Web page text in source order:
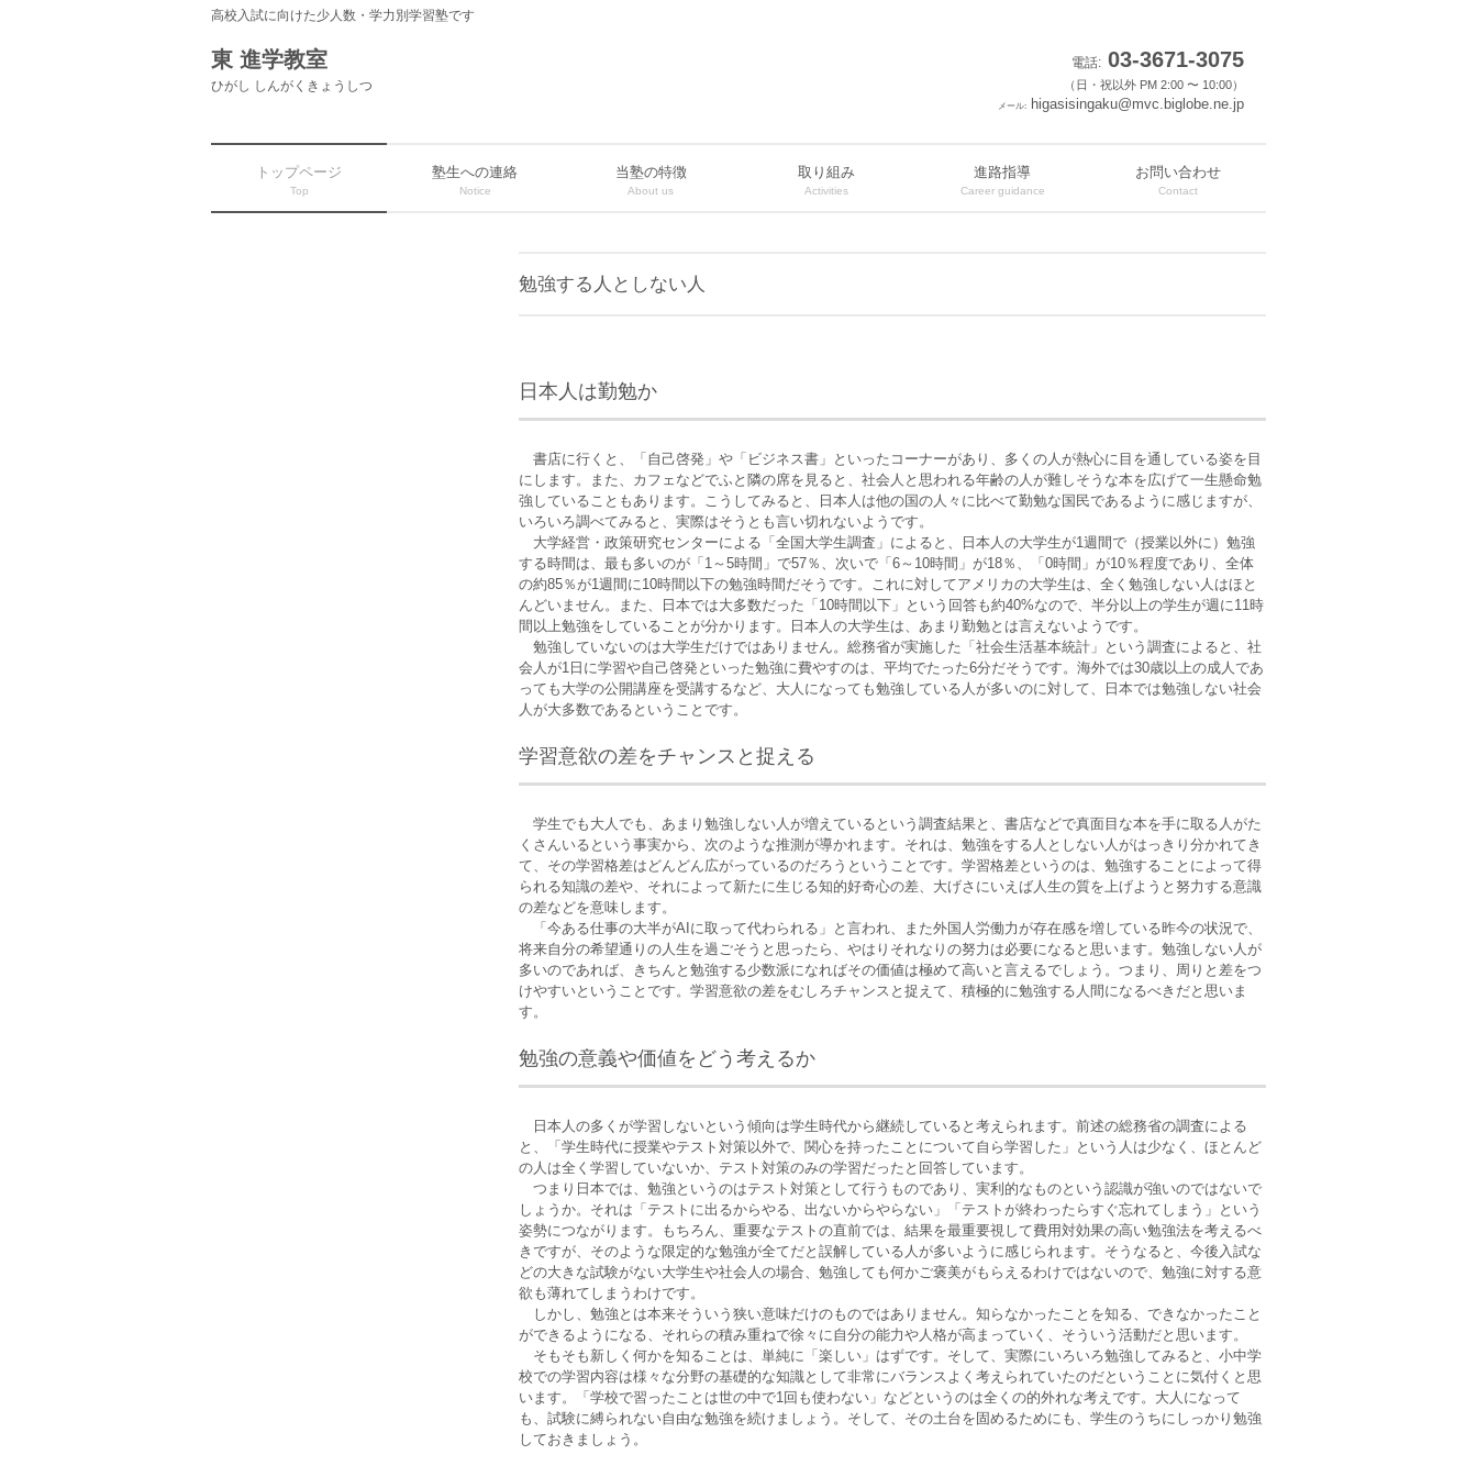
高校入試に向けた少人数・学力別学習塾です
東 進学教室
ひがし しんがくきょうしつ
電話: 03-3671-3075
（日・祝以外 PM 2:00 〜 10:00）
メール: higasisingaku@mvc.biglobe.ne.jp
トップページ
Top
塾生への連絡
Notice
当塾の特徴
About us
取り組み
Activities
進路指導
Career guidance
お問い合わせ
Contact
勉強する人としない人
日本人は勤勉か
書店に行くと、「自己啓発」や「ビジネス書」といったコーナーがあり、多くの人が熱心に目を通している姿を目
にします。また、カフェなどでふと隣の席を見ると、社会人と思われる年齢の人が難しそうな本を広げて一生懸命勉
強していることもあります。こうしてみると、日本人は他の国の人々に比べて勤勉な国民であるように感じますが、
いろいろ調べてみると、実際はそうとも言い切れないようです。
大学経営・政策研究センターによる「全国大学生調査」によると、日本人の大学生が1週間で（授業以外に）勉強
する時間は、最も多いのが「1～5時間」で57％、次いで「6～10時間」が18％、「0時間」が10％程度であり、全体
の約85％が1週間に10時間以下の勉強時間だそうです。これに対してアメリカの大学生は、全く勉強しない人はほと
んどいません。また、日本では大多数だった「10時間以下」という回答も約40%なので、半分以上の学生が週に11時
間以上勉強をしていることが分かります。日本人の大学生は、あまり勤勉とは言えないようです。
勉強していないのは大学生だけではありません。総務省が実施した「社会生活基本統計」という調査によると、社
会人が1日に学習や自己啓発といった勉強に費やすのは、平均でたった6分だそうです。海外では30歳以上の成人であ
っても大学の公開講座を受講するなど、大人になっても勉強している人が多いのに対して、日本では勉強しない社会
人が大多数であるということです。
学習意欲の差をチャンスと捉える
学生でも大人でも、あまり勉強しない人が増えているという調査結果と、書店などで真面目な本を手に取る人がた
くさんいるという事実から、次のような推測が導かれます。それは、勉強をする人としない人がはっきり分かれてき
て、その学習格差はどんどん広がっているのだろうということです。学習格差というのは、勉強することによって得
られる知識の差や、それによって新たに生じる知的好奇心の差、大げさにいえば人生の質を上げようと努力する意識
の差などを意味します。
「今ある仕事の大半がAIに取って代わられる」と言われ、また外国人労働力が存在感を増している昨今の状況で、
将来自分の希望通りの人生を過ごそうと思ったら、やはりそれなりの努力は必要になると思います。勉強しない人が
多いのであれば、きちんと勉強する少数派になればその価値は極めて高いと言えるでしょう。つまり、周りと差をつ
けやすいということです。学習意欲の差をむしろチャンスと捉えて、積極的に勉強する人間になるべきだと思いま
す。
勉強の意義や価値をどう考えるか
日本人の多くが学習しないという傾向は学生時代から継続していると考えられます。前述の総務省の調査による
と、「学生時代に授業やテスト対策以外で、関心を持ったことについて自ら学習した」という人は少なく、ほとんど
の人は全く学習していないか、テスト対策のみの学習だったと回答しています。
つまり日本では、勉強というのはテスト対策として行うものであり、実利的なものという認識が強いのではないで
しょうか。それは「テストに出るからやる、出ないからやらない」「テストが終わったらすぐ忘れてしまう」という
姿勢につながります。もちろん、重要なテストの直前では、結果を最重要視して費用対効果の高い勉強法を考えるべ
きですが、そのような限定的な勉強が全てだと誤解している人が多いように感じられます。そうなると、今後入試な
どの大きな試験がない大学生や社会人の場合、勉強しても何かご褒美がもらえるわけではないので、勉強に対する意
欲も薄れてしまうわけです。
しかし、勉強とは本来そういう狭い意味だけのものではありません。知らなかったことを知る、できなかったこと
ができるようになる、それらの積み重ねで徐々に自分の能力や人格が高まっていく、そういう活動だと思います。
そもそも新しく何かを知ることは、単純に「楽しい」はずです。そして、実際にいろいろ勉強してみると、小中学
校での学習内容は様々な分野の基礎的な知識として非常にバランスよく考えられていたのだということに気付くと思
います。「学校で習ったことは世の中で1回も使わない」などというのは全くの的外れな考えです。大人になって
も、試験に縛られない自由な勉強を続けましょう。そして、その土台を固めるためにも、学生のうちにしっかり勉強
しておきましょう。